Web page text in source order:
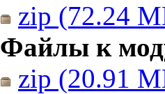
zip (72.24
Файлы к
zip (20.91